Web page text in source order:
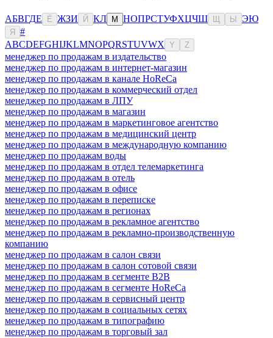
АБВГДЕ Ё ЖЗИ Й КЛ М НОПРСТУФХЦЧШ Ы ЭЮ
Я
#
ABCDEFGHIJKLMNOPQRSTUVWX Y Z
менеджер по продажам в издательство
менеджер по продажам в интернет-магазин
менеджер по продажам в канале HoReCa
менеджер по продажам в коммерческий отдел
менеджер по продажам в ЛПУ
менеджер по продажам в магазин
менеджер по продажам в маркетинговое агентство
менеджер по продажам в медицинский центр
менеджер по продажам в международную компанию
менеджер по продажам воды
менеджер по продажам в отдел телемаркетинга
менеджер по продажам в отель
менеджер по продажам в офисе
менеджер по продажам в переписке
менеджер по продажам в регионах
менеджер по продажам в рекламное агентство
менеджер по продажам в рекламно-производственную
компанию
менеджер по продажам в салон связи
менеджер по продажам в салон сотовой связи
менеджер по продажам в сегменте B2B
менеджер по продажам в сегменте HoReCa
менеджер по продажам в сервисный центр
менеджер по продажам в социальных сетях
менеджер по продажам в типографию
менеджер по продажам в торговый зал